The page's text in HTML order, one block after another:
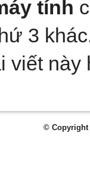
tính
3
viết
© Copyright